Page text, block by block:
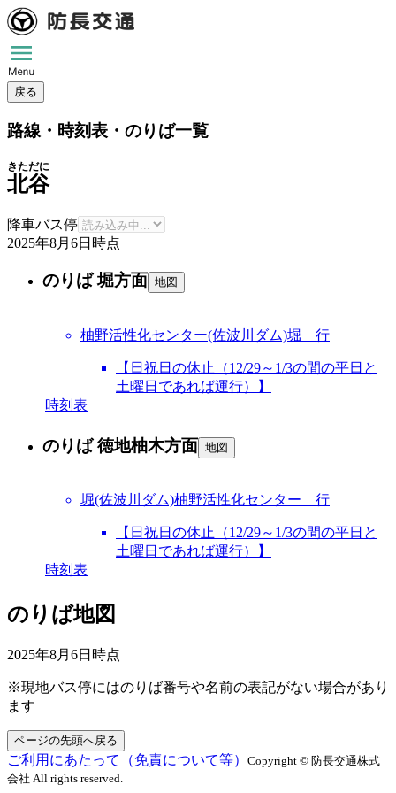
戻る
路線・時刻表・のりば一覧
北谷
きただに
降車バス停
2025年8月6日 時点
のりば 堀方面 地図
柚野活性化センター(佐波川ダム)堀 行
【日祝日の休止（12/29～1/3の間の平日と
土曜日であれば運行）】
時刻表
のりば 徳地柚木方面 地図
堀(佐波川ダム)柚野活性化センター 行
【日祝日の休止（12/29～1/3の間の平日と
土曜日であれば運行）】
時刻表
のりば地図
2025年8月6日 時点
※現地バス停にはのりば番号や名前の表記がない場合があり
ます
ページの先頭へ戻る
ご利用にあたって（免責について等） Copyright © 防長交通株式
会社 All rights reserved.